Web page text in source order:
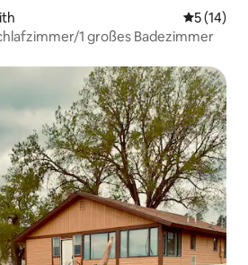
5 (14)
1 großes Badezimmer